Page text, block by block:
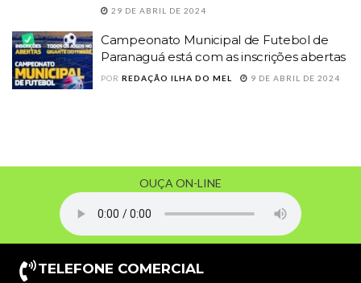
29 DE ABRIL DE 2024
Campeonato Municipal de Futebol de
Paranaguá está com as inscrições abertas
POR REDAÇÃO ILHA DO MEL 9 DE ABRIL DE 2024
OUÇA ON-LINE
TELEFONE COMERCIAL